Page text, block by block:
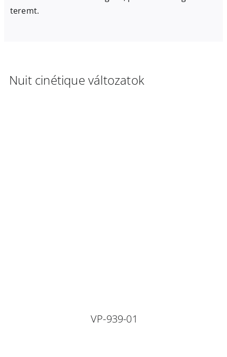
teremt.
Nuit cinétique változatok
VP-939-01